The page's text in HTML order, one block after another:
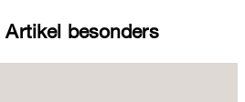
besonders